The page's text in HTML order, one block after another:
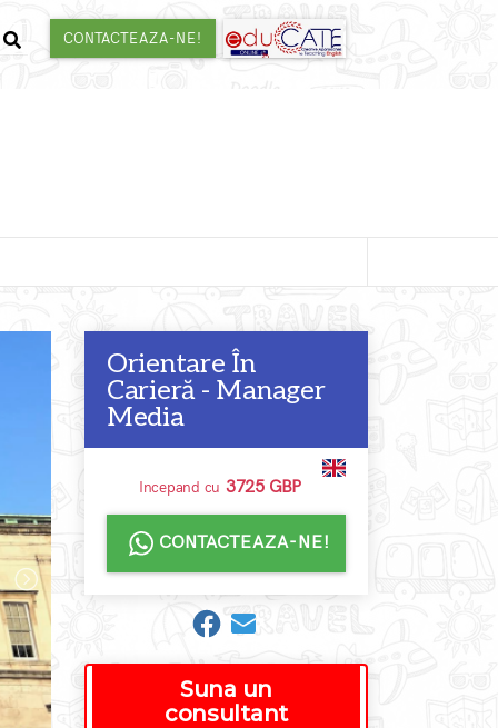
CONTACTEAZA-NE!
Orientare În
Carieră - Manager
Media
Incepand cu 3725 GBP
CONTACTEAZA-NE!
Suna un
consultant